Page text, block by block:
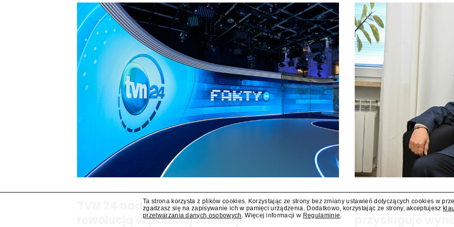
TVN 24 nadaje od 25 lat. "Start TVN 24 był
rewolucją w polskiej telewizji"
KRRiT:
Ta strona korzysta z plików cookies. Korzystając ze strony bez zmiany ustawień dotyczących cookies w
zgadzasz się na zapisywanie ich w pamięci urządzenia. Dodatkowo, korzystając ze strony, akceptujesz
przetwarzania danych osobowych . Więcej informacji w Regulaminie.